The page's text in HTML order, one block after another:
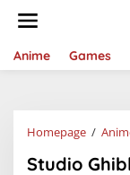
Anime Games
Homepage /
Studio